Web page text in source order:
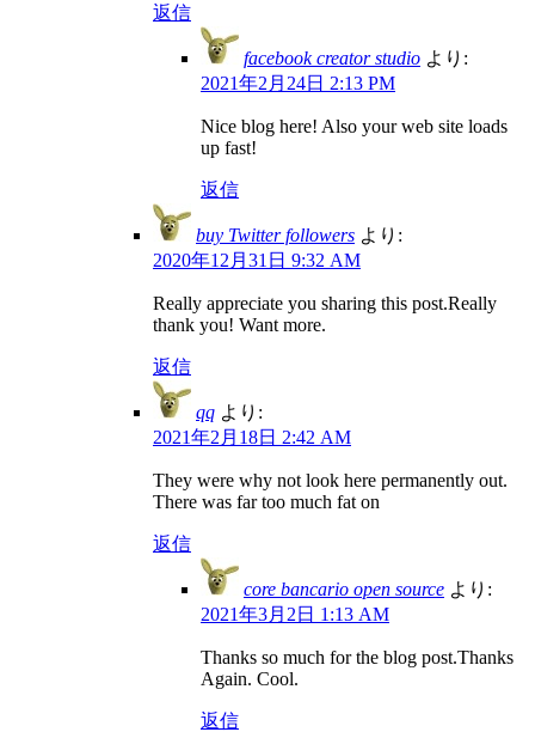
返信
facebook creator studio より:
2021年2月24日 2:13 PM
Nice blog here! Also your web site loads
up fast!
返信
buy Twitter followers より:
2020年12月31日 9:32 AM
Really appreciate you sharing this post.Really
thank you! Want more.
返信
qq より:
2021年2月18日 2:42 AM
They were why not look here permanently out.
There was far too much fat on
返信
core bancario open source より:
2021年3月2日 1:13 AM
Thanks so much for the blog post.Thanks
Again. Cool.
返信